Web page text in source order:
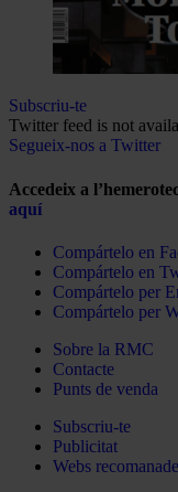
Subscriu-te
Twitter feed is not
Segueix-nos a Twitter
Accedeix a
aquí
Compártelo en
Compártelo en
Compártelo per
Compártelo per
Sobre la RMC
Contacte
Punts de venda
Subscriu-te
Publicitat
Webs